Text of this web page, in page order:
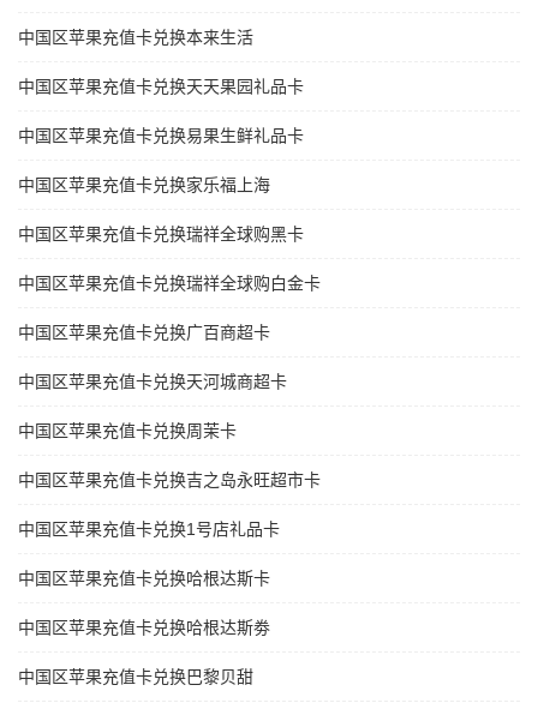
中国区苹果充值卡兑换本来生活
中国区苹果充值卡兑换天天果园礼品卡
中国区苹果充值卡兑换易果生鲜礼品卡
中国区苹果充值卡兑换家乐福上海
中国区苹果充值卡兑换瑞祥全球购黑卡
中国区苹果充值卡兑换瑞祥全球购白金卡
中国区苹果充值卡兑换广百商超卡
中国区苹果充值卡兑换天河城商超卡
中国区苹果充值卡兑换周茉卡
中国区苹果充值卡兑换吉之岛永旺超市卡
中国区苹果充值卡兑换1号店礼品卡
中国区苹果充值卡兑换哈根达斯卡
中国区苹果充值卡兑换哈根达斯劵
中国区苹果充值卡兑换巴黎贝甜